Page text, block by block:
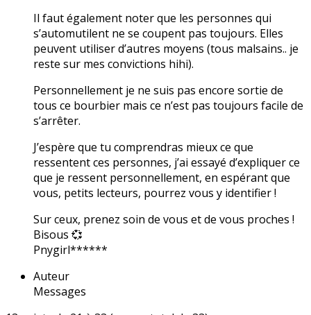
Il faut également noter que les personnes qui
s’automutilent ne se coupent pas toujours. Elles
peuvent utiliser d’autres moyens (tous malsains.. je
reste sur mes convictions hihi).
Personnellement je ne suis pas encore sortie de
tous ce bourbier mais ce n’est pas toujours facile de
s’arrêter.
J’espère que tu comprendras mieux ce que
ressentent ces personnes, j’ai essayé d’expliquer ce
que je ressent personnellement, en espérant que
vous, petits lecteurs, pourrez vous y identifier !
Sur ceux, prenez soin de vous et de vous proches !
Bisous 💞
Pnygirl******
Auteur
Messages